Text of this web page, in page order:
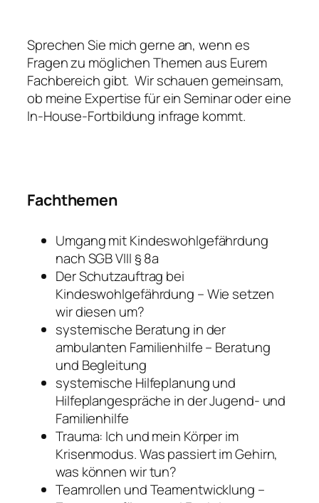
Sprechen Sie mich gerne an, wenn es
Fragen zu möglichen Themen aus Eurem
Fachbereich gibt. Wir schauen gemeinsam,
ob meine Expertise für ein Seminar oder eine
In-House-Fortbildung infrage kommt.
Fachthemen
Umgang mit Kindeswohlgefährdung
nach SGB VIII § 8a
Der Schutzauftrag bei
Kindeswohlgefährdung – Wie setzen
wir diesen um?
systemische Beratung in der
ambulanten Familienhilfe – Beratung
und Begleitung
systemische Hilfeplanung und
Hilfeplangespräche in der Jugend- und
Familienhilfe
Trauma: Ich und mein Körper im
Krisenmodus. Was passiert im Gehirn,
was können wir tun?
Teamrollen und Teamentwicklung –